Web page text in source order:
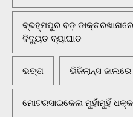
ବ୍ରହ୍ମପୁର ବଡ଼
ବିଦ୍ୟୁତ ବ୍ୟାଘାତ
ଭତ୍ତା ଭିଜିଲାନ୍ସ ଜାଲରେ
ମୋଟରସାଇକେଲ ମୁହାଁମୁହିଁ